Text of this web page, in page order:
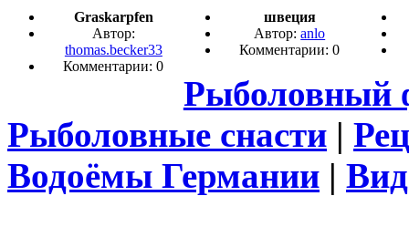
Graskarpfen
Автор:
thomas.becker33
Комментарии: 0
швеция
Автор:anlo
Комментарии: 0
Рыболовный
Рыболовные снасти |
Водоёмы Германии |